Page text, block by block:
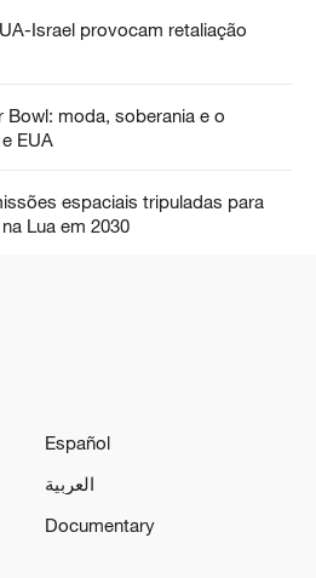
Israel provocam retaliação
Bowl: moda, soberania e o
EUA
espaciais tripuladas para
Lua em 2030
Español
العربية
Documentary